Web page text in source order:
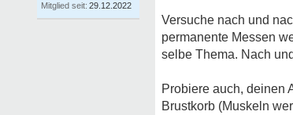
Mitglied seit: 29.12.2022
Versuche nach und
permanente Messen
selbe Thema. Nach
Probiere auch, deinen
Brustkorb (Muskeln